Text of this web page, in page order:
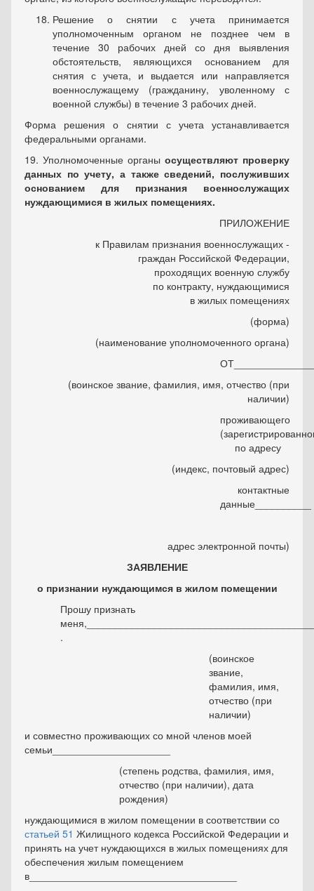
Решение о снятии с учета принимается
уполномоченным органом не позднее чем в
течение 30 рабочих дней со дня выявления
обстоятельств, являющихся основанием для
снятия с учета, и выдается или направляется
военнослужащему (гражданину, уволенному с
военной службы) в течение 3 рабочих дней.
Форма решения о снятии с учета устанавливается
федеральными органами.
19. Уполномоченные органы осуществляют проверку
данных по учету, а также сведений, послуживших
основанием для признания военнослужащих
нуждающимися в жилых помещениях.
ПРИЛОЖЕНИЕ
к Правилам признания военнослужащих -
граждан Российской Федерации,
проходящих военную службу
по контракту, нуждающимися
в жилых помещениях
(форма)
(наименование уполномоченного органа)
(воинское звание, фамилия, имя, отчество (при
наличии)
проживающего
по адресу
(индекс, почтовый адрес)
контактные
данные__________
адрес электронной почты)
ЗАЯВЛЕНИЕ
о признании нуждающимся в жилом помещении
Прошу признать
.
(воинское
звание,
фамилия, имя,
отчество (при
наличии)
и совместно проживающих со мной членов моей
семьи_____________________
(степень родства, фамилия, имя,
отчество (при наличии), дата
рождения)
нуждающимися в жилом помещении в соответствии со
статьей 51 Жилищного кодекса Российской Федерации и
принять на учет нуждающихся в жилых помещениях для
обеспечения жилым помещением
в_____________________________________